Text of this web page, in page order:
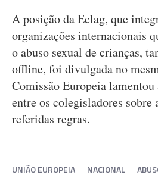
A posição da Eclag, que
organizações internacionais
o abuso sexual de crianças,
offline, foi divulgada no
Comissão Europeia
entre os colegisladores sobre
referidas regras.
UNIÃO EUROPEIA NACIONAL